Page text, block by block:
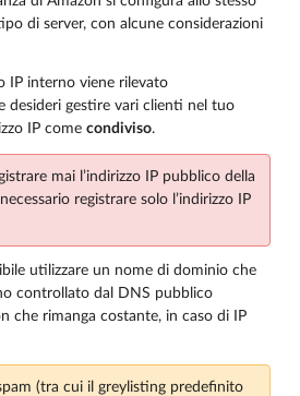
di server, con alcune considerazioni
IP interno viene rilevato
desideri gestire vari clienti nel tuo
IP come condiviso.
mai l’indirizzo IP pubblico della
registrare solo l’indirizzo IP
utilizzare un nome di dominio che
controllato dal DNS pubblico
che rimanga costante, in caso di IP
(tra cui il greylisting predefinito